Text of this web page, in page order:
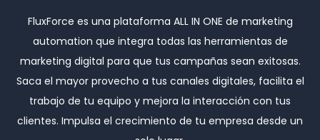
FluxForce es una plataforma ALL IN ONE de marketing
automation que integra todas las herramientas de
marketing digital para que tus campañas sean exitosas.
Saca el mayor provecho a tus canales digitales, facilita el
trabajo de tu equipo y mejora la interacción con tus
clientes. Impulsa el crecimiento de tu empresa desde un